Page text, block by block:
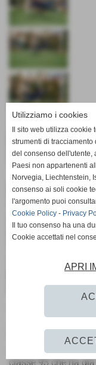
La Scandianese ,
bravissimo
agli altari della
classe 93 che ha
Utilizziamo i cookies
Il sito web utilizza
strumenti di
del consenso dell'utente,
Paesi non appartenenti
Norvegia, Liechtenstein,
consenso ai soli cookie
l'argomento puoi
Cookie Policy - Privacy
Il tuo consenso ha una
Cookie accettati nel
APRI